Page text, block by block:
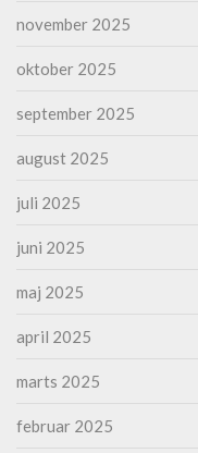
november 2025
oktober 2025
september 2025
august 2025
juli 2025
juni 2025
maj 2025
april 2025
marts 2025
februar 2025